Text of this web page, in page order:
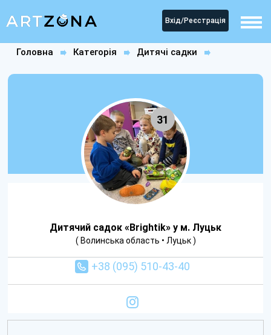
Вхід/Реєстрація
Головна Категорія
Дитячі садки
31
Дитячий садок «Brightik» у м. Луцьк
( Волинська область • Луцьк )
+38 (095) 510-43-40